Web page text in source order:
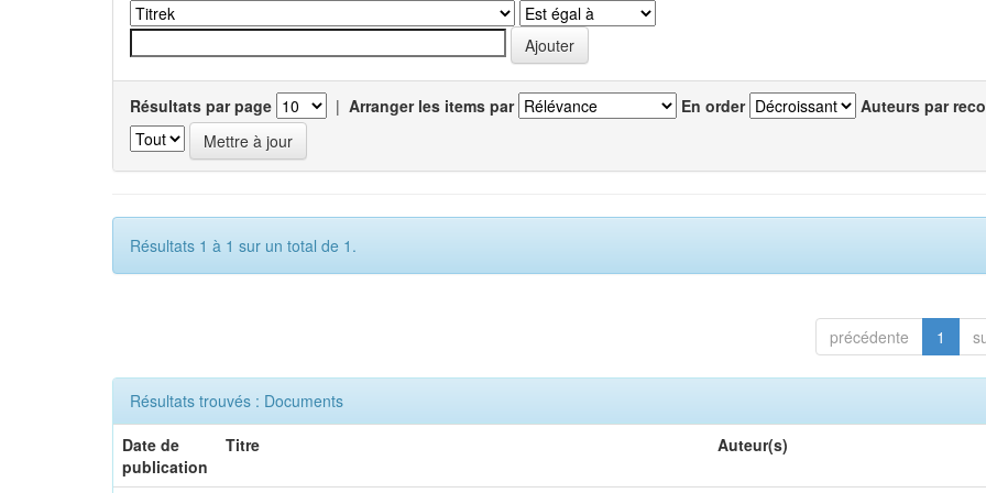
Résultats par page | Arranger les items par En order Auteurs par
Résultats 1 à 1 sur un total de 1.
précédente 1
Résultats trouvés : Documents
Date de
publication
Titre Auteur(s)